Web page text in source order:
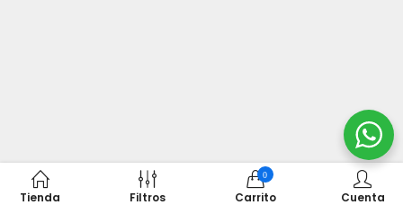
Tienda Filtros
0
Carrito Cuenta